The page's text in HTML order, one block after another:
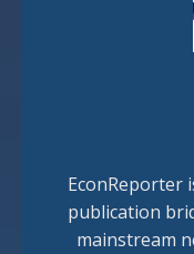
EconReporter
publication
mainstream